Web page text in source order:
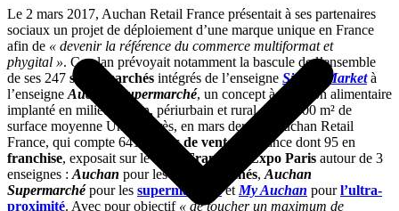
Le 2 mars 2017, Auchan Retail France présentait à ses partenaires
sociaux un projet de déploiement d’une marque unique en France
afin de « devenir la référence du commerce multiformat et
phygital ». Ce plan prévoyait notamment la bascule de l’ensemble
de ses 247 supermarchés intégrés de l’enseigne Simply Marketà
l’enseigne Auchan Supermarché, un concept à vocation alimentaire
implanté en milieu urbain, périurbain et rural, sur 1 500 m² de
surface moyenne Un an après, en mars dernier, Auchan Retail
France, qui compte 641
points de vente en France dont 95 en
franchise, exposait sur le salon Franchise Expo Paris autour de 3
enseignes : Auchan pour les hypermarchés, Auchan
Supermarchépour les supermarchéset My Auchan pourl’ultra-
proximité. Avec pour objectif « de toucher un maximum de